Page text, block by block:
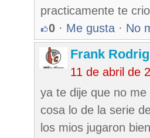
practicamente te
0 · Me gusta · No
Frank
11 de abril de
ya te dije que no
cosa lo de la serie
los mios jugaron